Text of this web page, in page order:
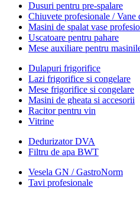
Dusuri pentru pre-spalare
Chiuvete profesionale / Vane
Masini de spalat vase
Uscatoare pentru pahare
Mese auxiliare pentru
Dulapuri frigorifice
Lazi frigorifice si congelare
Mese frigorifice si congelare
Masini de gheata si accesorii
Racitor pentru vin
Vitrine
Dedurizator DVA
Filtru de apa BWT
Vesela GN / GastroNorm
Tavi profesionale